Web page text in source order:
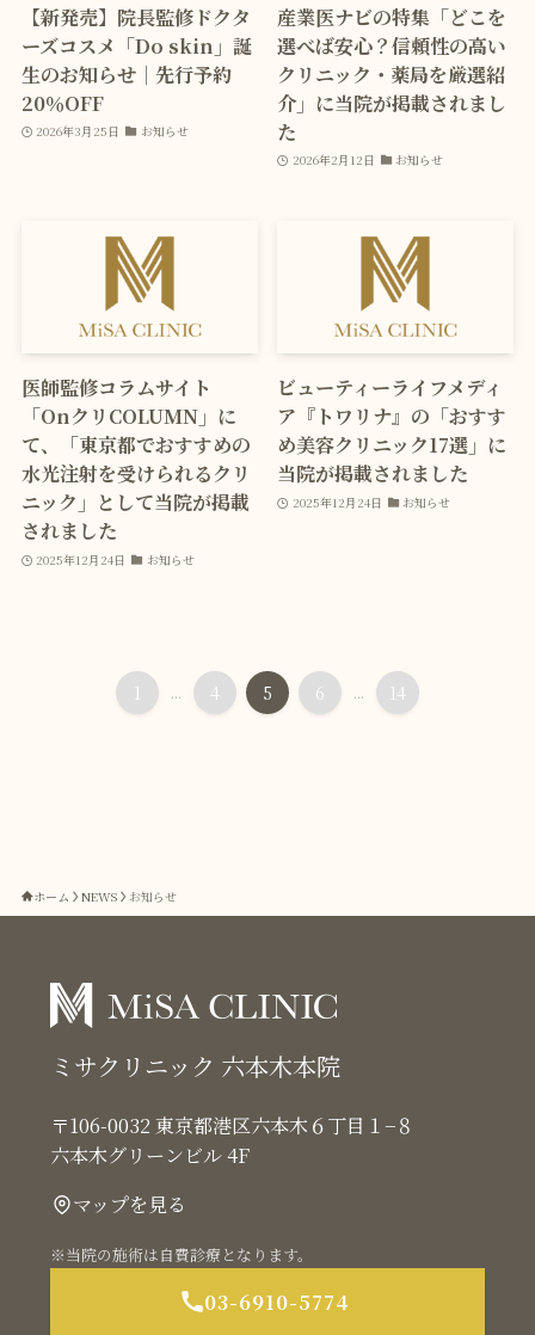
【新発売】院長監修ドクタ
ーズコスメ「Do skin」誕
生のお知らせ｜先行予約
20％OFF
2026年3月25日 お知らせ
産業医ナビの特集「どこを
選べば安心？信頼性の高い
クリニック・薬局を厳選紹
介」に当院が掲載されまし
た
2026年2月12日 お知らせ
医師監修コラムサイト
「OnクリCOLUMN」に
て、「東京都でおすすめの
水光注射を受けられるクリ
ニック」として当院が掲載
されました
2025年12月24日 お知らせ
ビューティーライフメディ
ア『トワリナ』の「おすす
め美容クリニック17選」に
当院が掲載されました
2025年12月24日 お知らせ
1 ... 4 5 6 ... 14
ホーム NEWS お知らせ
ミサクリニック 六本木本院
〒106-0032 東京都港区六本木６丁目１−８
六本木グリーンビル 4F
マップを見る
※当院の施術は自費診療となります。
03-6910-5774